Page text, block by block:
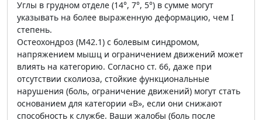
Углы в грудном отделе (14°, 7°, 5°) в сумме могут
указывать на более выраженную деформацию, чем I
степень.
Остеохондроз (M42.1) с болевым синдромом,
напряжением мышц и ограничением движений может
влиять на категорию. Согласно ст. 66, даже при
отсутствии сколиоза, стойкие функциональные
нарушения (боль, ограничение движений) могут стать
основанием для категории «В», если они снижают
способность к службе. Ваши жалобы (боль после